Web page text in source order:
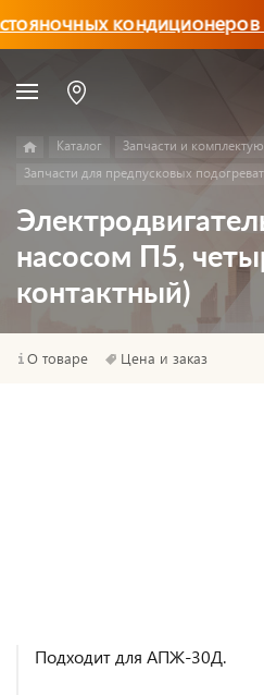
кондиционеров
Каталог
Запчасти и
Запчасти для предпусковых
насосом П5,
контактный)
О товаре Цена и заказ
Подходит для АПЖ-30Д.